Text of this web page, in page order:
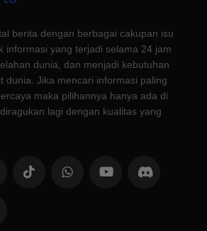
berita dengan berbagai cakupan isu
informasi yang terjadi selama 24 jam
dunia, dan menjadi kebutuhan
dunia. Jika mencari informasi paling
maka pilihannya hanya ada di
lagi dengan kualitas yang